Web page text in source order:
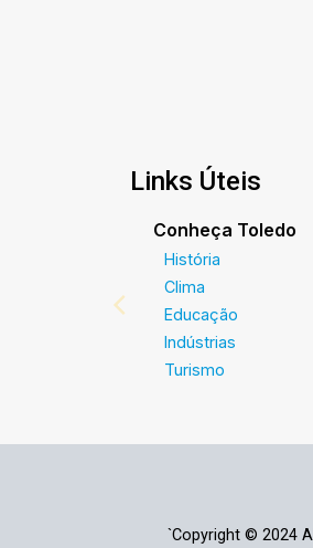
Links Úteis
Conheça Toledo
História
Clima
Educação
Indústrias
Turismo
`Copyright © 2024